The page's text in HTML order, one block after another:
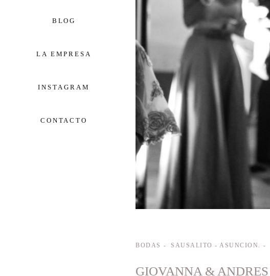
BLOG
LA EMPRESA
INSTAGRAM
CONTACTO
BODAS SAUSALITO - ASUNCION.
GIOVANNA & ANDRES